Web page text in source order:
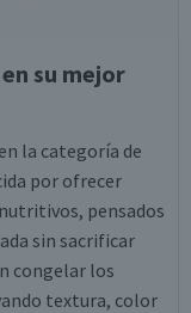
su mejor
la categoría de
por ofrecer
pensados
sin sacrificar
congelar los
textura, color